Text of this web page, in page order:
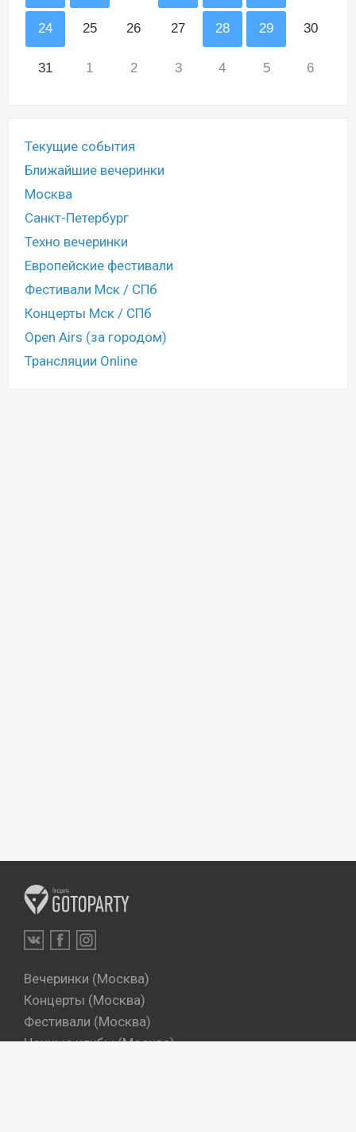
24 25 26 27 28 29 30
31 1 2 3 4 5 6
Текущие события
Ближайшие вечеринки
Москва
Санкт-Петербург
Техно вечеринки
Европейские фестивали
Фестивали Мск / СПб
Концерты Мск / СПб
Open Airs (за городом)
Трансляции Online
Вечеринки (Москва)
Концерты (Москва)
Фестивали (Москва)
Ночные клубы (Москва)